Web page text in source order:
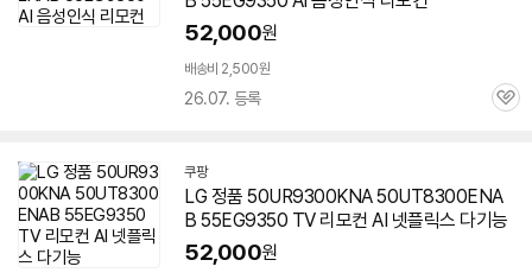
52,000원
배송비 2,500원
26.07. 등록
관
쿠팡
LG 정품 50UR9300KNA 50UT8300ENA
B 55EG9350 TV 리모컨 AI 넷플릭스 다기능
52,000원